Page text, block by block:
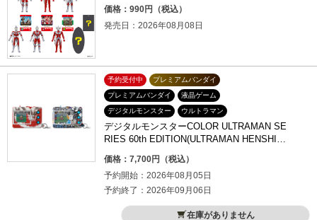
価格：990円（税込）
発売日：2026年08月08日
予約受付中
プレミアムバンダイ
プレミアムバンダイ
液晶ゲーム
デジタルモンスター
ウルトラマン
デジタルモンスターCOLOR ULTRAMAN SE
RIES 60th EDITION(ULTRAMAN HENSHIN
COLOR／GRAFFITI ULTRAHEROES COLO
R)
価格：7,700円（税込）
予約開始：2026年08月05日
予約終了：2026年09月06日
在庫がありません